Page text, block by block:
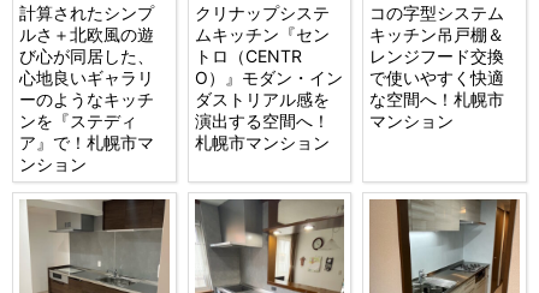
計算されたシンプ
ルさ＋北欧風の遊
び心が同居した、
心地良いギャラリ
ーのようなキッチ
ンを『ステディ
ア』で！札幌市マ
ンション
クリナップシステ
ムキッチン『セン
トロ（CENTR
O）』モダン・イン
ダストリアル感を
演出する空間へ！
札幌市マンション
コの字型システム
キッチン吊戸棚＆
レンジフード交換
で使いやすく快適
な空間へ！札幌市
マンション